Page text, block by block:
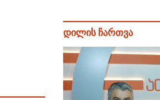
დილის ჩართვა